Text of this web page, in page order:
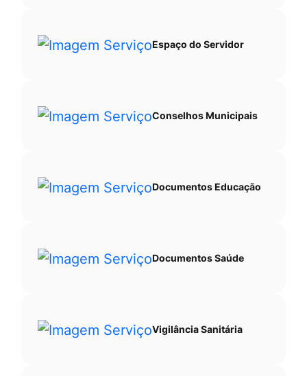
Espaço do Servidor
Conselhos Municipais
Documentos Educação
Documentos Saúde
Vigilância Sanitária